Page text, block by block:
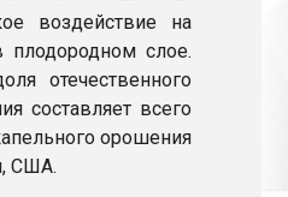
воздействие на
плодородном слое.
отечественного
составляет всего
орошения
США.